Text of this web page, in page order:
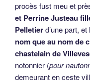
procès fust meu et
et Perrine Justeau
Pelletierd’une part, et
nom que au nom de
chastelain de
notonnier (pour
demeurant en ceste